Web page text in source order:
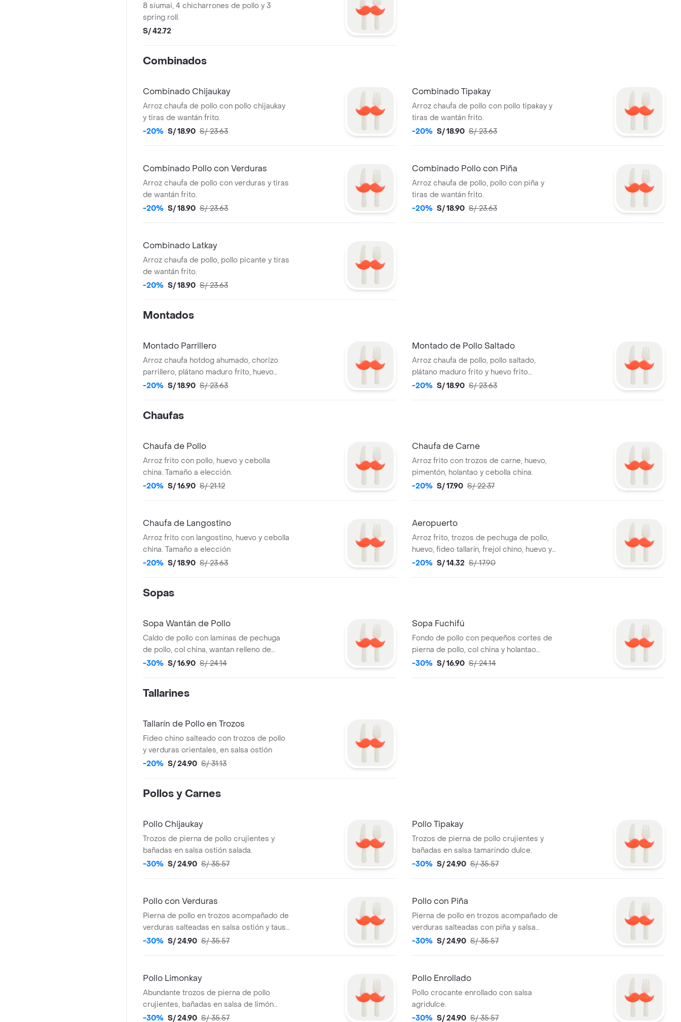
8 siumai, 4 chicharrones de pollo y 3
spring roll.
S/ 42.72
Combinados
Combinado Chijaukay
Arroz chaufa de pollo con pollo chijaukay
y tiras de wantán frito.
-20% S/ 18.90 S/ 23.63
Combinado Tipakay
Arroz chaufa de pollo con pollo tipakay y
tiras de wantán frito.
-20% S/ 18.90 S/ 23.63
Combinado Pollo con Verduras
Arroz chaufa de pollo con verduras y tiras
de wantán frito.
-20% S/ 18.90 S/ 23.63
Combinado Pollo con Piña
Arroz chaufa de pollo, pollo con piña y
tiras de wantán frito.
-20% S/ 18.90 S/ 23.63
Combinado Latkay
Arroz chaufa de pollo, pollo picante y tiras
de wantán frito.
-20% S/ 18.90 S/ 23.63
Montados
Montado Parrillero
Arroz chaufa hotdog ahumado, chorizo
parrillero, plátano maduro frito, huevo
frito
-20% S/ 18.90 S/ 23.63
Montado de Pollo Saltado
Arroz chaufa de pollo, pollo saltado,
plátano maduro frito y huevo frito
montado
-20% S/ 18.90 S/ 23.63
Chaufas
Chaufa de Pollo
Arroz frito con pollo, huevo y cebolla
china. Tamaño a elección.
-20% S/ 16.90 S/ 21.12
Chaufa de Carne
Arroz frito con trozos de carne, huevo,
pimentón, holantao y cebolla china.
-20% S/ 17.90 S/ 22.37
Chaufa de Langostino
Arroz frito con langostino, huevo y cebolla
china. Tamaño a elección
-20% S/ 18.90 S/ 23.63
Aeropuerto
Arroz frito, trozos de pechuga de pollo,
huevo, fideo tallarín, frejol chino, huevo y
cebolla china. Tamaño a elección.
-20% S/ 14.32 S/ 17.90
Sopas
Sopa Wantán de Pollo
Caldo de pollo con laminas de pechuga
de pollo, col china, wantan relleno de
cerdo y fideo chino.
-30% S/ 16.90 S/ 24.14
Sopa Fuchifú
Fondo de pollo con pequeños cortes de
pierna de pollo, col china y holantao
acompañado de fideo de arroz.
-30% S/ 16.90 S/ 24.14
Tallarines
Tallarín de Pollo en Trozos
Fideo chino salteado con trozos de pollo
y verduras orientales, en salsa ostión
-20% S/ 24.90 S/ 31.13
Pollos y Carnes
Pollo Chijaukay
Trozos de pierna de pollo crujientes y
bañadas en salsa ostión salada.
-30% S/ 24.90 S/ 35.57
Pollo Tipakay
Trozos de pierna de pollo crujientes y
bañadas en salsa tamarindo dulce.
-30% S/ 24.90 S/ 35.57
Pollo con Verduras
Pierna de pollo en trozos acompañado de
verduras salteadas en salsa ostión y tausi
de sabor salado.
-30% S/ 24.90 S/ 35.57
Pollo con Piña
Pierna de pollo en trozos acompañado de
verduras salteadas con piña y salsa
tamarindo dulce.
-30% S/ 24.90 S/ 35.57
Pollo Limonkay
Abundante trozos de pierna de pollo
crujientes, bañadas en salsa de limón
dulce.
-30% S/ 24.90 S/ 35.57
Pollo Enrollado
Pollo crocante enrollado con salsa
agridulce.
-30% S/ 24.90 S/ 35.57